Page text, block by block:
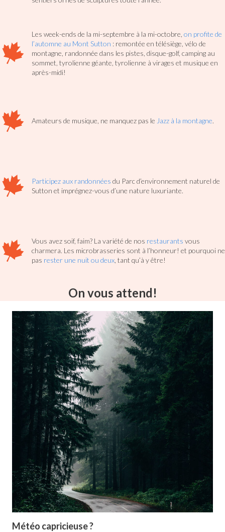
Les week-ends de la mi-septembre à la mi-octobre, on profite de
l’automne au Mont Sutton : remontée en télésiège, vélo de
montagne, randonnée dans les pistes, disque-golf, camping au
sommet, tyrolienne géante, tyrolienne à virages et musique en
après-midi!
Amateurs de musique, ne manquez pas le Jazz à la montagne.
Participez aux randonnées du Parc d’environnement naturel de
Sutton et imprégnez-vous d’une nature luxuriante.
Vous avez soif, faim? La variété de nos restaurants vous
charmera. Les microbrasseries sont à l’honneur! et pourquoi ne
pas rester une nuit ou deux , tant qu’à y être!
On vous attend!
Météo capricieuse ?